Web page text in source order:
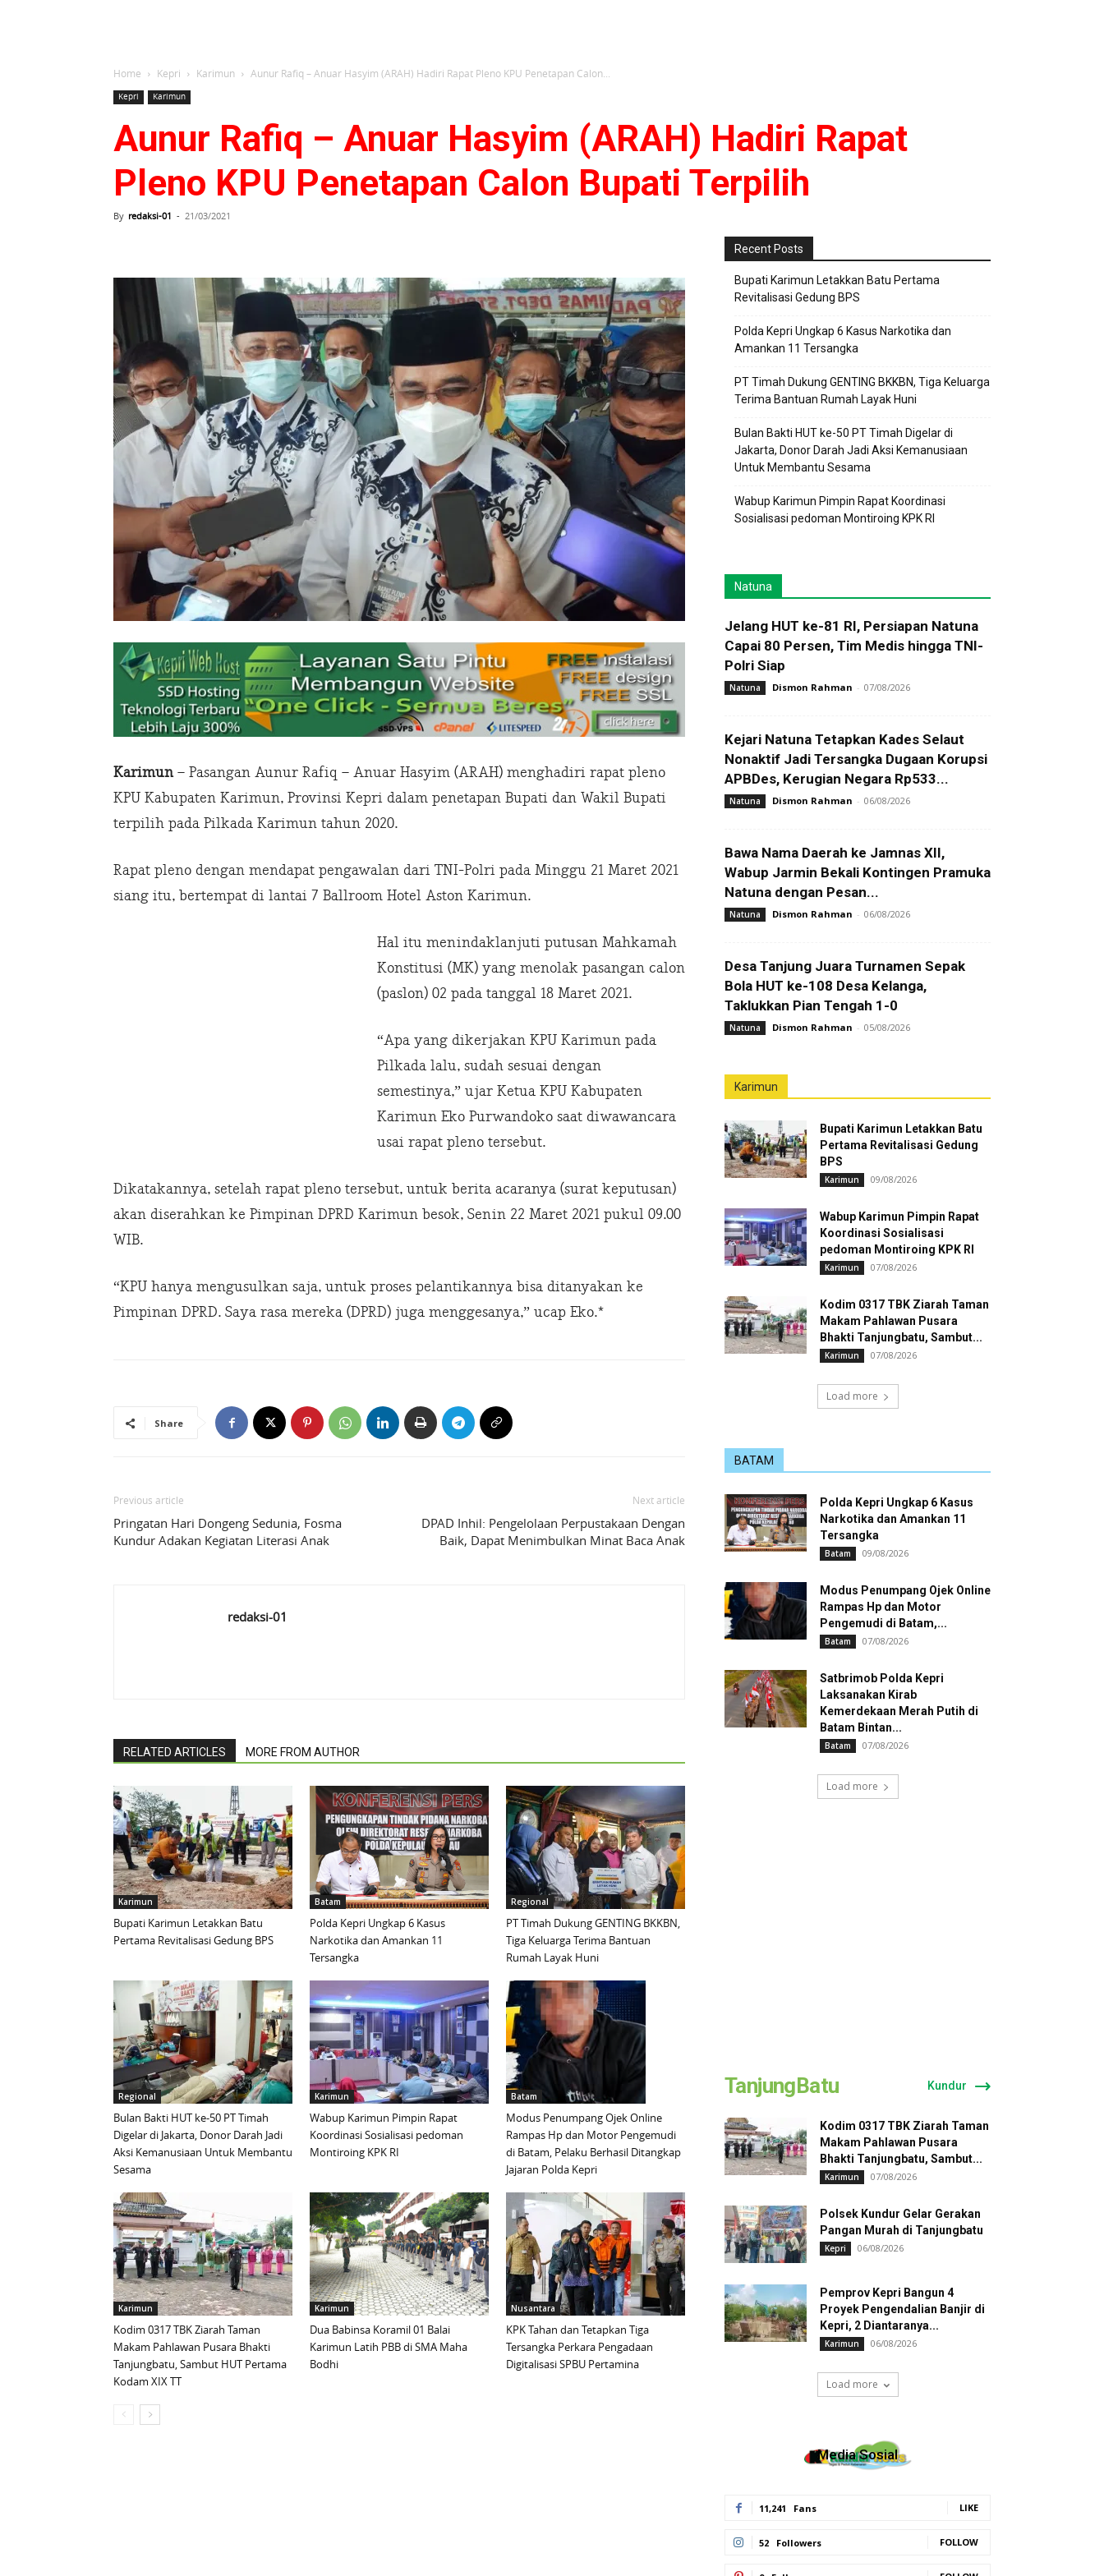
Home Kepri Karimun Aunur Rafiq – Anuar Hasyim (ARAH) Hadiri Rapat Pleno KPU Penetapan Calon...
Kepri Karimun
Aunur Rafiq – Anuar Hasyim (ARAH) Hadiri Rapat
Pleno KPU Penetapan Calon Bupati Terpilih
By redaksi-01 - 21/03/2021
Karimun– Pasangan Aunur Rafiq – Anuar Hasyim (ARAH) menghadiri rapat pleno
KPU Kabupaten Karimun, Provinsi Kepri dalam penetapan Bupati dan Wakil Bupati
terpilih pada Pilkada Karimun tahun 2020.
Rapat pleno dengan mendapat pengawalan dari TNI-Polri pada Minggu 21 Maret 2021
siang itu, bertempat di lantai 7 Ballroom Hotel Aston Karimun.
Hal itu menindaklanjuti putusan Mahkamah
Konstitusi (MK) yang menolak pasangan calon
(paslon) 02 pada tanggal 18 Maret 2021.
“Apa yang dikerjakan KPU Karimun pada
Pilkada lalu, sudah sesuai dengan
semestinya,” ujar Ketua KPU Kabupaten
Karimun Eko Purwandoko saat diwawancara
usai rapat pleno tersebut.
Dikatakannya, setelah rapat pleno tersebut, untuk berita acaranya (surat keputusan)
akan diserahkan ke Pimpinan DPRD Karimun besok, Senin 22 Maret 2021 pukul 09.00
WIB.
“KPU hanya mengusulkan saja, untuk proses pelantikannya bisa ditanyakan ke
Pimpinan DPRD. Saya rasa mereka (DPRD) juga menggesanya,” ucap Eko.*
Share
Previous article
Pringatan Hari Dongeng Sedunia, Fosma
Kundur Adakan Kegiatan Literasi Anak
Next article
DPAD Inhil: Pengelolaan Perpustakaan Dengan
Baik, Dapat Menimbulkan Minat Baca Anak
redaksi-01
RELATED ARTICLES MORE FROM AUTHOR
Karimun
Bupati Karimun Letakkan Batu
Pertama Revitalisasi Gedung BPS
Batam
Polda Kepri Ungkap 6 Kasus
Narkotika dan Amankan 11
Tersangka
Regional
PT Timah Dukung GENTING BKKBN,
Tiga Keluarga Terima Bantuan
Rumah Layak Huni
Regional
Bulan Bakti HUT ke-50 PT Timah
Digelar di Jakarta, Donor Darah Jadi
Aksi Kemanusiaan Untuk Membantu
Sesama
Karimun
Wabup Karimun Pimpin Rapat
Koordinasi Sosialisasi pedoman
Montiroing KPK RI
Batam
Modus Penumpang Ojek Online
Rampas Hp dan Motor Pengemudi
di Batam, Pelaku Berhasil Ditangkap
Jajaran Polda Kepri
Karimun
Kodim 0317 TBK Ziarah Taman
Makam Pahlawan Pusara Bhakti
Tanjungbatu, Sambut HUT Pertama
Kodam XIX TT
Karimun
Dua Babinsa Koramil 01 Balai
Karimun Latih PBB di SMA Maha
Bodhi
Nusantara
KPK Tahan dan Tetapkan Tiga
Tersangka Perkara Pengadaan
Digitalisasi SPBU Pertamina
Recent Posts
Bupati Karimun Letakkan Batu Pertama
Revitalisasi Gedung BPS
Polda Kepri Ungkap 6 Kasus Narkotika dan
Amankan 11 Tersangka
PT Timah Dukung GENTING BKKBN, Tiga Keluarga
Terima Bantuan Rumah Layak Huni
Bulan Bakti HUT ke-50 PT Timah Digelar di
Jakarta, Donor Darah Jadi Aksi Kemanusiaan
Untuk Membantu Sesama
Wabup Karimun Pimpin Rapat Koordinasi
Sosialisasi pedoman Montiroing KPK RI
Natuna
Jelang HUT ke-81 RI, Persiapan Natuna
Capai 80 Persen, Tim Medis hingga TNI-
Polri Siap
Natuna Dismon Rahman - 07/08/2026
Kejari Natuna Tetapkan Kades Selaut
Nonaktif Jadi Tersangka Dugaan Korupsi
APBDes, Kerugian Negara Rp533...
Natuna Dismon Rahman - 06/08/2026
Bawa Nama Daerah ke Jamnas XII,
Wabup Jarmin Bekali Kontingen Pramuka
Natuna dengan Pesan...
Natuna Dismon Rahman - 06/08/2026
Desa Tanjung Juara Turnamen Sepak
Bola HUT ke-108 Desa Kelanga,
Taklukkan Pian Tengah 1-0
Natuna Dismon Rahman - 05/08/2026
Karimun
Bupati Karimun Letakkan Batu
Pertama Revitalisasi Gedung
BPS
Karimun 09/08/2026
Wabup Karimun Pimpin Rapat
Koordinasi Sosialisasi
pedoman Montiroing KPK RI
Karimun 07/08/2026
Kodim 0317 TBK Ziarah Taman
Makam Pahlawan Pusara
Bhakti Tanjungbatu, Sambut...
Karimun 07/08/2026
Load more
BATAM
Polda Kepri Ungkap 6 Kasus
Narkotika dan Amankan 11
Tersangka
Batam 09/08/2026
Modus Penumpang Ojek Online
Rampas Hp dan Motor
Pengemudi di Batam,...
Batam 07/08/2026
Satbrimob Polda Kepri
Laksanakan Kirab
Kemerdekaan Merah Putih di
Batam Bintan...
Batam 07/08/2026
Load more
TanjungBatu Kundur
Kodim 0317 TBK Ziarah Taman
Makam Pahlawan Pusara
Bhakti Tanjungbatu, Sambut...
Karimun 07/08/2026
Polsek Kundur Gelar Gerakan
Pangan Murah di Tanjungbatu
Kepri 06/08/2026
Pemprov Kepri Bangun 4
Proyek Pengendalian Banjir di
Kepri, 2 Diantaranya...
Karimun 06/08/2026
Load more
Media Sosial
11,241 Fans LIKE
52 Followers FOLLOW